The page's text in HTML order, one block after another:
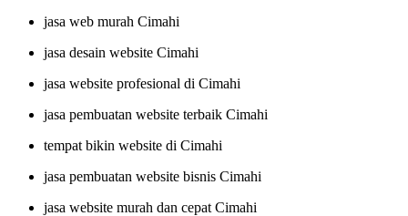
jasa web murah Cimahi
jasa desain website Cimahi
jasa website profesional di Cimahi
jasa pembuatan website terbaik Cimahi
tempat bikin website di Cimahi
jasa pembuatan website bisnis Cimahi
jasa website murah dan cepat Cimahi